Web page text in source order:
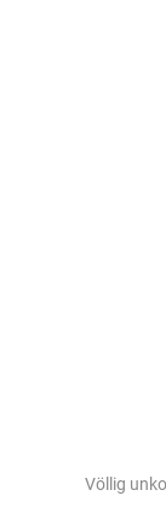
Völlig